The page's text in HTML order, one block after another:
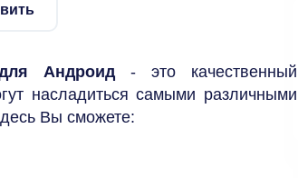
Андроид- это качественный
насладиться самыми различными
Вы сможете: